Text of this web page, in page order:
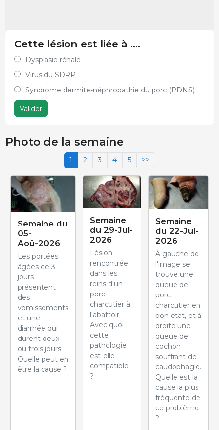
Cette lésion est liée à ....
Dysplasie rénale
Virus du SDRP
Syndrome dermite-néphropathie du porc (PDNS)
Valider
Photo de la semaine
1 2 3 4 5 >>
Semaine du
05-
Aoû-2026
Les portées
âgées de 3
jours
présentent
des
vomissements
et une
diarrhée qui
durent deux
ou trois jours.
Quelle peut en
être la cause ?
Semaine
du 29-Jul-
2026
Lésion
rencontrée
dans les
reins d'un
porc
charcutier à
l'abattoir.
Avec quoi
cette
pathologie
est-elle
compatible
?
Semaine
du 22-Jul-
2026
À gauche de
l'image se
trouve une
queue de
porc
charcutier en
bon état, et à
droite une
queue de
cochon
souffrant de
caudophagie.
Quelle est la
cause la plus
fréquente de
ce problème
?